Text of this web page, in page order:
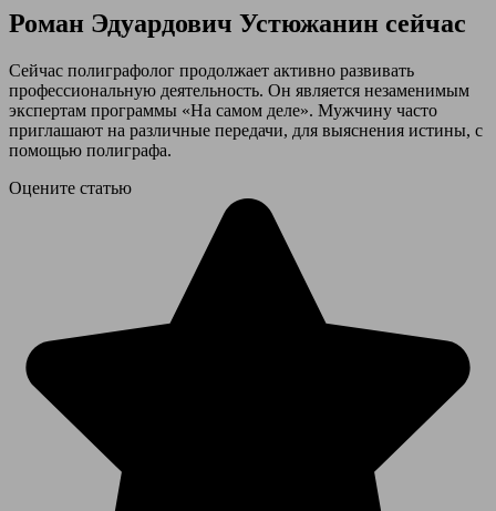
Роман Эдуардович Устюжанин сейчас
Сейчас полиграфолог продолжает активно развивать
профессиональную деятельность. Он является незаменимым
экспертам программы «На самом деле». Мужчину часто
приглашают на различные передачи, для выяснения истины, с
помощью полиграфа.
Оцените статью